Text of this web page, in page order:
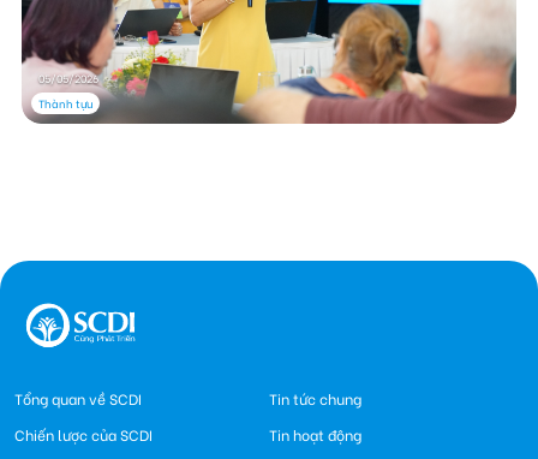
05/05/2026
Thành tựu
Tổng quan về SCDI
Chiến lược của SCDI
Tin tức chung
Tin hoạt động